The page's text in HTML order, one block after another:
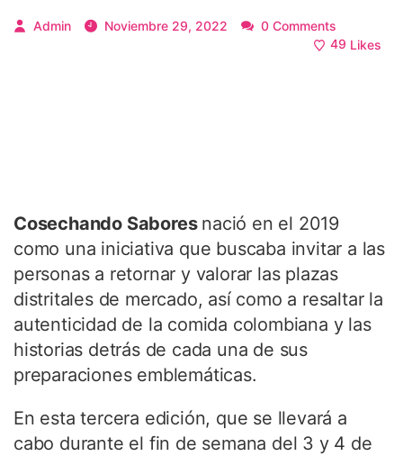
Admin Noviembre 29, 2022
0 Comments
49 Likes
Cosechando Sabores nació en el 2019
como una iniciativa que buscaba invitar a las
personas a retornar y valorar las plazas
distritales de mercado, así como a resaltar la
autenticidad de la comida colombiana y las
historias detrás de cada una de sus
preparaciones emblemáticas.
En esta tercera edición, que se llevará a
cabo durante el fin de semana del 3 y 4 de